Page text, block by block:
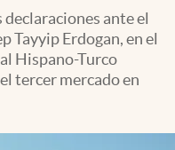
ante el
Tayyip Erdogan, en el
Hispano-Turco
tercer mercado en